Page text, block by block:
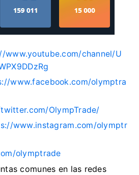
www.youtube.com/channel/U
www.facebook.com/olymptra
OlympTrade/
www.instagram.com/olymptr
olymptrade
comunes en las redes